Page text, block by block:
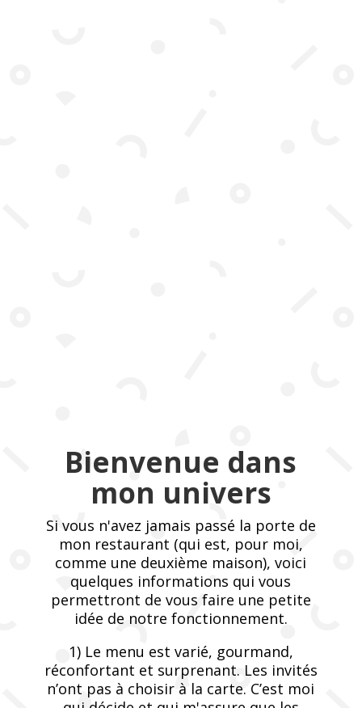
Bienvenue dans
mon univers
Si vous n'avez jamais passé la porte de
mon restaurant (qui est, pour moi,
comme une deuxième maison), voici
quelques informations qui vous
permettront de vous faire une petite
idée de notre fonctionnement.
1) Le menu est varié, gourmand,
réconfortant et surprenant. Les invités
n’ont pas à choisir à la carte. C’est moi